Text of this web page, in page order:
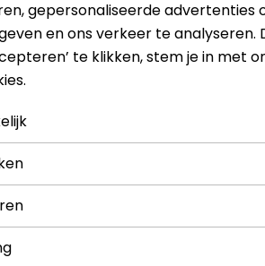
contactmet ons op of kom langs
bekijken & passen en
gepersonaliseerde advertenties
en ons verkeer te analyseren.
te klikken, stem je in met